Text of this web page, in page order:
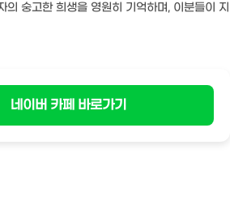
숭고한 희생을 영원히 기억하며, 이분들이
네이버 카페 바로가기